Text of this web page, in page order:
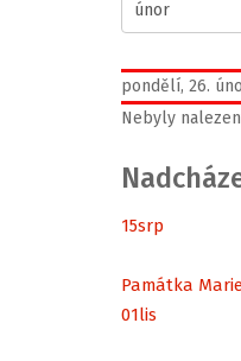
pondělí, 26.
Nebyly
15srp
Památka
01lis